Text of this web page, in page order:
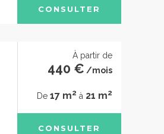
CONSULTER
À partir de
440 € /mois
De 17 m2 à 21 m2
CONSULTER